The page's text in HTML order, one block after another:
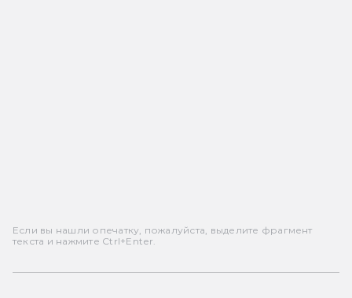
Если вы нашли опечатку, пожалуйста, выделите фрагмент
текста и нажмите Ctrl+Enter.